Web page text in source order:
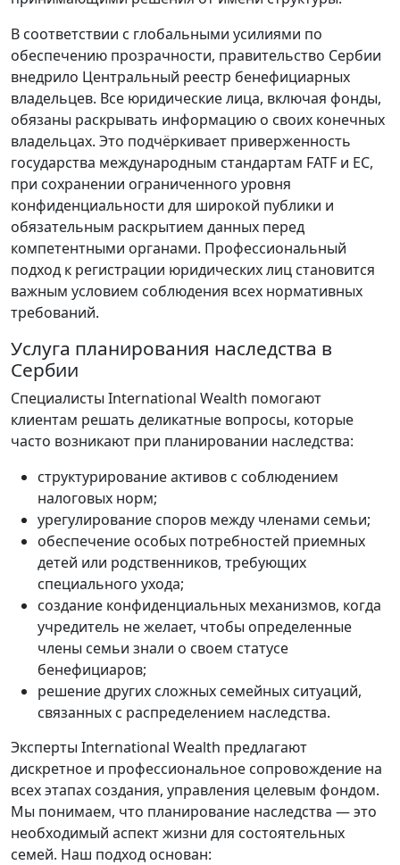
В соответствии с глобальными усилиями по
обеспечению прозрачности, правительство Сербии
внедрило Центральный реестр бенефициарных
владельцев. Все юридические лица, включая фонды,
обязаны раскрывать информацию о своих конечных
владельцах. Это подчёркивает приверженность
государства международным стандартам FATF и ЕС,
при сохранении ограниченного уровня
конфиденциальности для широкой публики и
обязательным раскрытием данных перед
компетентными органами. Профессиональный
подход к регистрации юридических лиц становится
важным условием соблюдения всех нормативных
требований.
Услуга планирования наследства в
Сербии
Специалисты International Wealth помогают
клиентам решать деликатные вопросы, которые
часто возникают при планировании наследства:
структурирование активов с соблюдением
налоговых норм;
урегулирование споров между членами семьи;
обеспечение особых потребностей приемных
детей или родственников, требующих
специального ухода;
создание конфиденциальных механизмов, когда
учредитель не желает, чтобы определенные
члены семьи знали о своем статусе
бенефициаров;
решение других сложных семейных ситуаций,
связанных с распределением наследства.
Эксперты International Wealth предлагают
дискретное и профессиональное сопровождение на
всех этапах создания, управления целевым фондом.
Мы понимаем, что планирование наследства — это
необходимый аспект жизни для состоятельных
семей. Наш подход основан: